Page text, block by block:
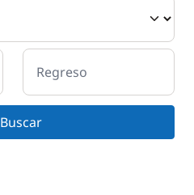
Regreso
Buscar